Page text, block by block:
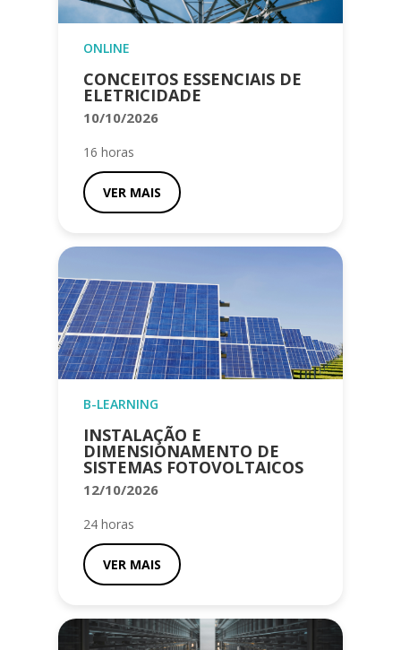
ONLINE
CONCEITOS ESSENCIAIS DE
ELETRICIDADE
10/10/2026
16 horas
VER MAIS
B-LEARNING
INSTALAÇÃO E
DIMENSIONAMENTO DE
SISTEMAS FOTOVOLTAICOS
12/10/2026
24 horas
VER MAIS